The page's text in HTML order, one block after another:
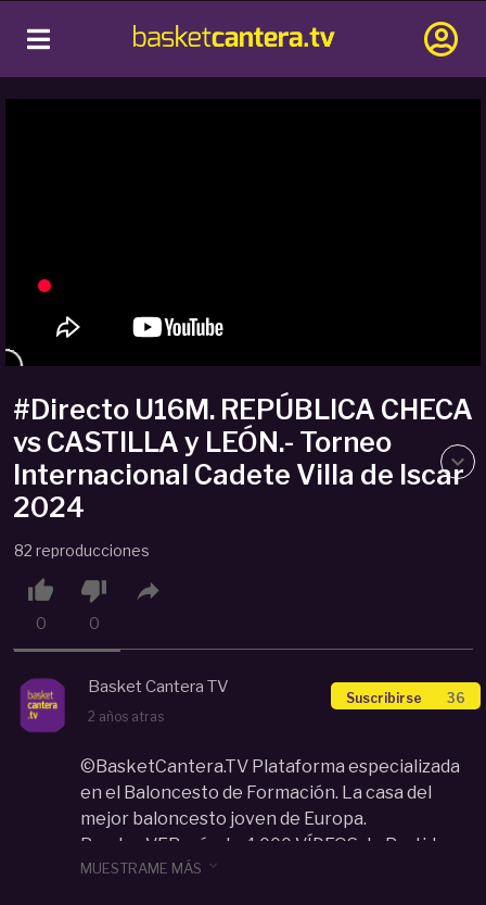
#Directo U16M. REPÚBLICA CHECA
vs CASTILLA y LEÓN.- Torneo
Internacional Cadete Villa de Iscar
2024
82 reproducciones

0

0

Basket Cantera TV
2 años atras
Suscribirse 36
©BasketCantera.TV Plataforma especializada
en el Baloncesto de Formación. La casa del
mejor baloncesto joven de Europa.
Puedes VER más de 4.000 VÍDEOS de Partidos en
Directo, Diferido, Clínic y Highlights de los
MUESTRAME MÁS 